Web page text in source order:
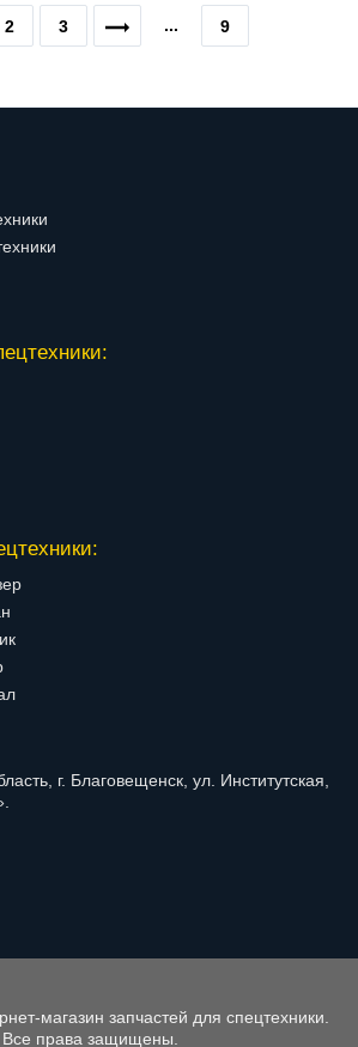
2 3 ... 9
г. Благовещенск, ул. Институтская,
магазин запчастей для спецтехники.
Все права защищены.